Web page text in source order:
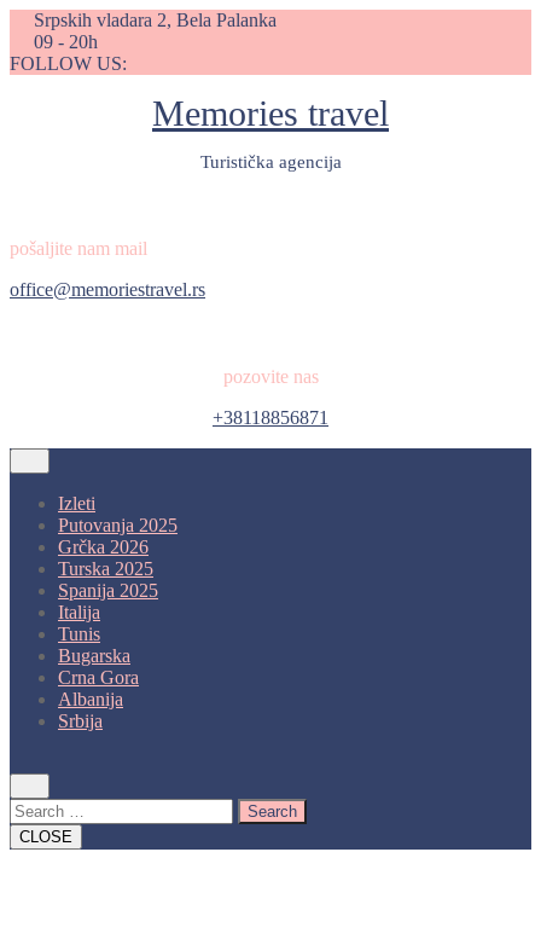
Skip
content
Srpskih vladara 2, Bela Palanka
09 - 20h
FOLLOW US:
Memories travel
Turistička agencija
pošaljite nam mail
office@memoriestravel.rs
pozovite nas
+38118856871
Button
Izleti
Putovanja 2025
Grčka 2026
Turska 2025
Spanija 2025
Italija
Tunis
Bugarska
Crna Gora
Albanija
Srbija
Button
Search
CLOSE